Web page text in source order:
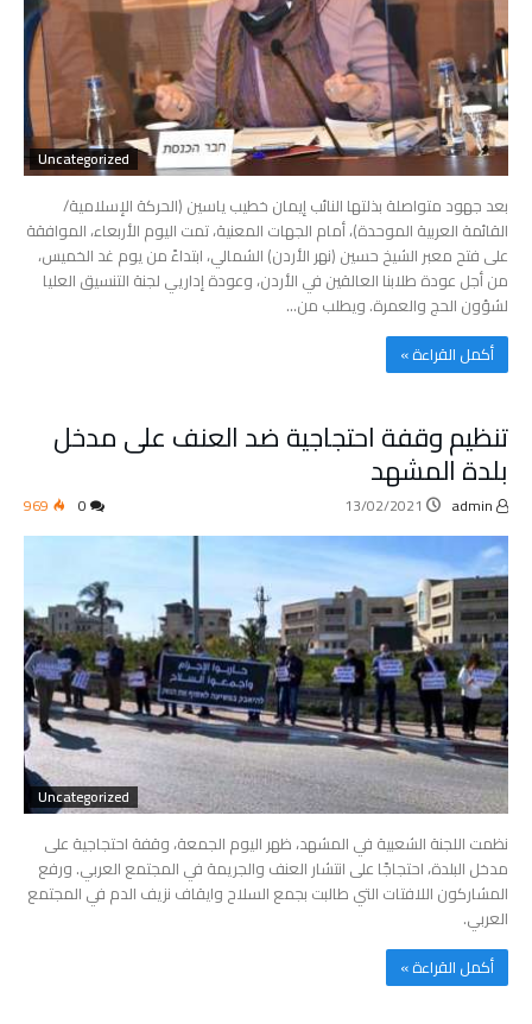
Uncategorized
بعد جهود متواصلة بذلتها النائب إيمان خطيب ياسين (الحركة الإسلامية/
القائمة العربية الموحدة)، أمام الجهات المعنية، تمت اليوم الأربعاء، الموافقة
على فتح معبر الشيخ حسين (نهر الأردن) الشمالي، ابتداءً من يوم غد الخميس،
من أجل عودة طلابنا العالقين في الأردن، وعودة إداريي لجنة التنسيق العليا
لشؤون الحج والعمرة. ويطلب من…
‫أكمل القراءة »‬
تنظيم وقفة احتجاجية ضد العنف على مدخل
بلدة المشهد
13/02/2021
969
Uncategorized
نظمت اللجنة الشعبية في المشهد، ظهر اليوم الجمعة، وقفة احتجاجية على
مدخل البلدة، احتجاجًا على انتشار العنف والجريمة في المجتمع العربي. ورفع
المشاركون اللافتات التي طالبت بجمع السلاح وايقاف نزيف الدم في المجتمع
العربي.
‫أكمل القراءة »‬